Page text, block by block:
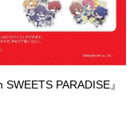
PARADISE』